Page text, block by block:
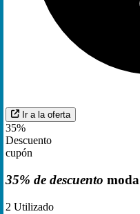
Ir a la oferta
35%
Descuento
cupón
35% de descuento
2 Utilizado